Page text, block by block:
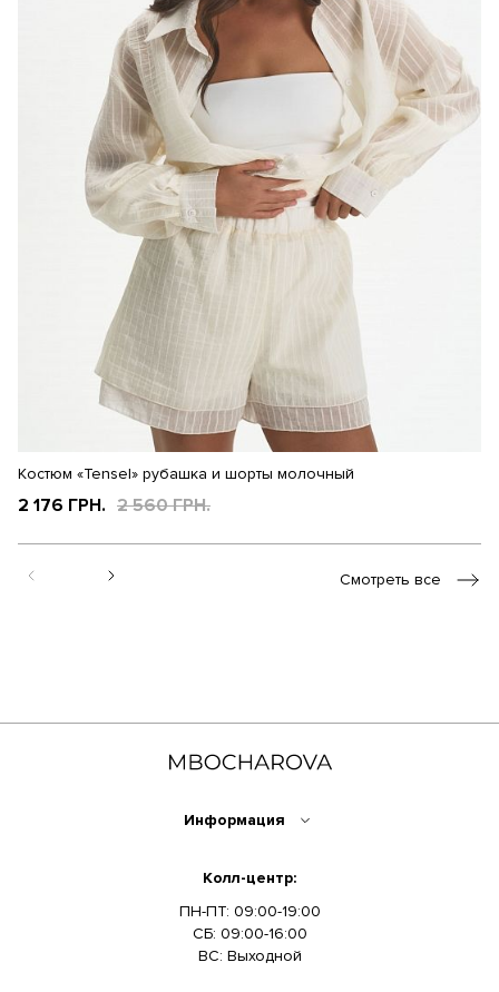
Костюм «Tensel» рубашка и шорты молочный
2 176 ГРН. 2 560 ГРН.
Смотреть все
Информация
Колл-центр:
ПН-ПТ: 09:00-19:00
СБ: 09:00-16:00
ВС: Выходной